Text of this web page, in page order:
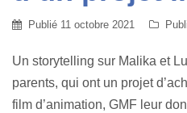
Publié 11 octobre 2021
Un storytelling sur Malika et
parents, qui ont un projet
film d’animation, GMF leur